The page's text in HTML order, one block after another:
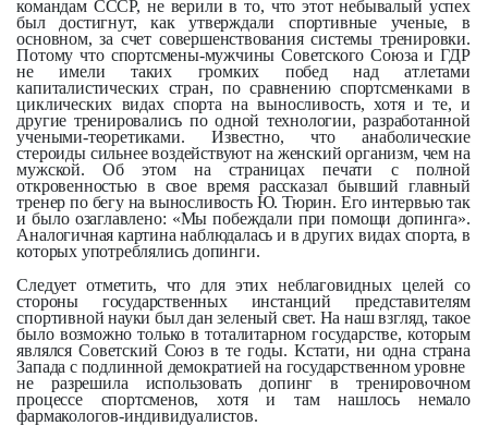
командам СССР, не верили в то, что этот небывалый успех
был достигнут, как утверждали спортивные ученые, в
основном, за счет совершенствования системы тренировки.
Потому что спортсмены-мужчины Советского Союза и ГДР
не имели таких громких побед над атлетами
капиталистических стран, по сравнению спортсменками в
циклических видах спорта на выносливость, хотя и те, и
другие тренировались по одной технологии, разработанной
учеными-теоретиками. Известно, что анаболические
стероиды сильнее воздействуют на женский организм, чем на
мужской. Об этом на страницах печати с полной
откровенностью в свое время рассказал бывший главный
тренер по бегу на выносливость Ю. Тюрин. Его интервью так
и было озаглавлено: «Мы побеждали при помощи допинга».
Аналогичная картина наблюдалась и в других видах спорта, в
которых употреблялись допинги.
Следует отметить, что для этих неблаговидных целей со
стороны государственных инстанций представителям
спортивной науки был дан зеленый свет. На наш взгляд, такое
было возможно только в тоталитарном государстве, которым
являлся Советский Союз в те годы. Кстати, ни одна страна
Запада с подлинной демократией на государственном уровне
не разрешила использовать допинг в тренировочном
процессе спортсменов, хотя и там нашлось немало
фармакологов-индивидуалистов.